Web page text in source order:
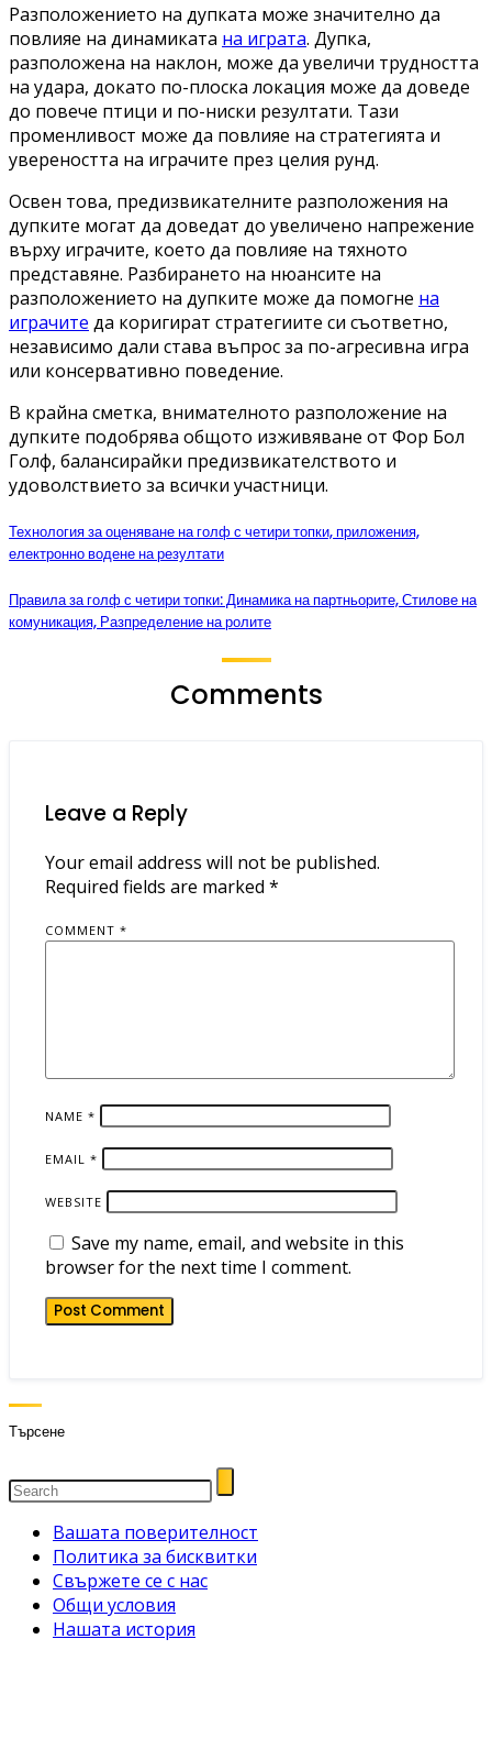
Разположението на дупката може значително да
повлияе на динамиката на играта. Дупка,
разположена на наклон, може да увеличи трудността
на удара, докато по-плоска локация може да доведе
до повече птици и по-ниски резултати. Тази
променливост може да повлияе на стратегията и
увереността на играчите през целия рунд.
Освен това, предизвикателните разположения на
дупките могат да доведат до увеличено напрежение
върху играчите, което да повлияе на тяхното
представяне. Разбирането на нюансите на
разположението на дупките може да помогне на
играчите да коригират стратегиите си съответно,
независимо дали става въпрос за по-агресивна игра
или консервативно поведение.
В крайна сметка, внимателното разположение на
дупките подобрява общото изживяване от Фор Бол
Голф, балансирайки предизвикателството и
удоволствието за всички участници.
Технология за оценяване на голф с четири топки, приложения,
електронно водене на резултати
Правила за голф с четири топки: Динамика на партньорите, Стилове на
комуникация, Разпределение на ролите
Comments
Leave a Reply
Your email address will not be published.
Required fields are marked *
COMMENT *
NAME *
EMAIL *
WEBSITE
Save my name, email, and website in this
browser for the next time I comment.
Търсене
Вашата поверителност
Политика за бисквитки
Свържете се с нас
Общи условия
Нашата история